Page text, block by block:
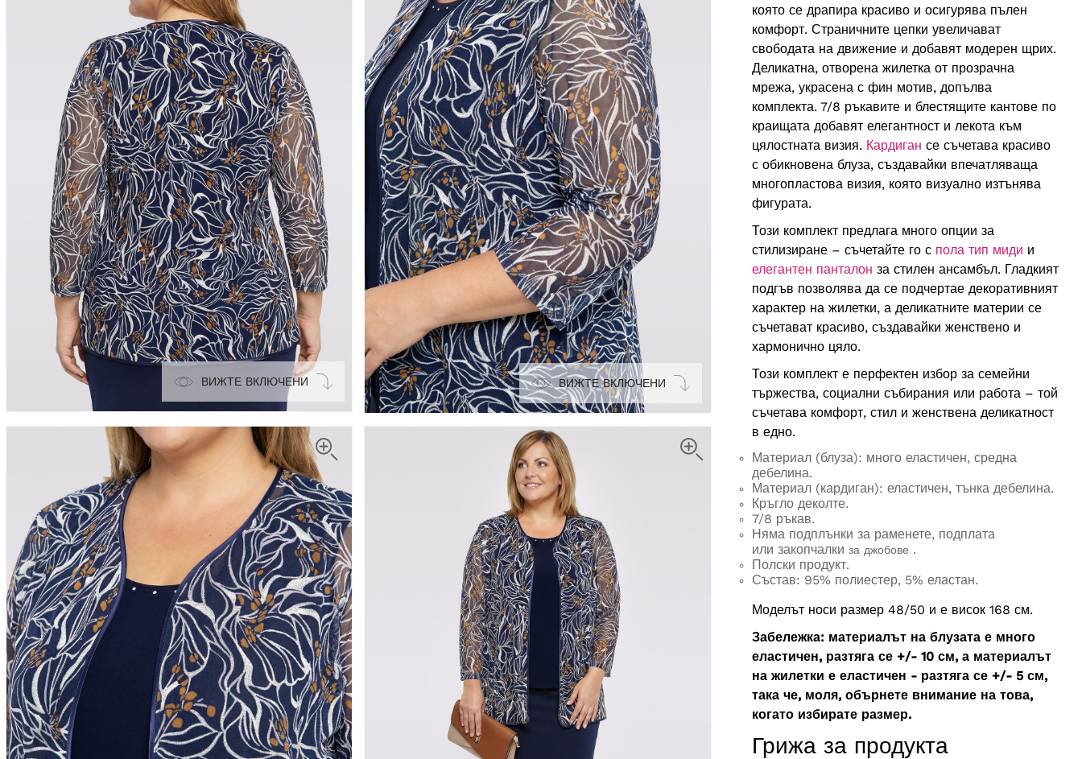
ВИЖТЕ ВКЛЮЧЕНИ ВИЖТЕ ВКЛЮЧЕНИ
която се драпира красиво и осигурява пълен
комфорт. Страничните цепки увеличават
свободата на движение и добавят модерен щрих.
Деликатна, отворена жилетка от прозрачна
мрежа, украсена с фин мотив, допълва
комплекта. 7/8 ръкавите и блестящите кантове по
краищата добавят елегантност и лекота към
цялостната визия. Кардиган се съчетава красиво
с обикновена блуза, създавайки впечатляваща
многопластова визия, която визуално изтънява
фигурата.
Този комплект предлага много опции за
стилизиране – съчетайте го с пола тип миди и
елегантен панталон за стилен ансамбъл. Гладкият
подгъв позволява да се подчертае декоративният
характер на жилетки, а деликатните материи се
съчетават красиво, създавайки женствено и
хармонично цяло.
Този комплект е перфектен избор за семейни
тържества, социални събирания или работа – той
съчетава комфорт, стил и женствена деликатност
в едно.
Материал (блуза): много еластичен, средна
дебелина.
Материал (кардиган): еластичен, тънка дебелина.
Кръгло деколте.
7/8 ръкав.
Няма подплънки за раменете, подплата
или закопчалки за джобове .
Полски продукт.
Състав: 95% полиестер, 5% еластан.
Моделът носи размер 48/50 и е висок 168 см.
Забележка: материалът на блузата е много
еластичен, разтяга се +/- 10 см, а материалът
на жилетки е еластичен - разтяга се +/- 5 см,
така че, моля, обърнете внимание на това,
когато избирате размер.
Грижа за продукта